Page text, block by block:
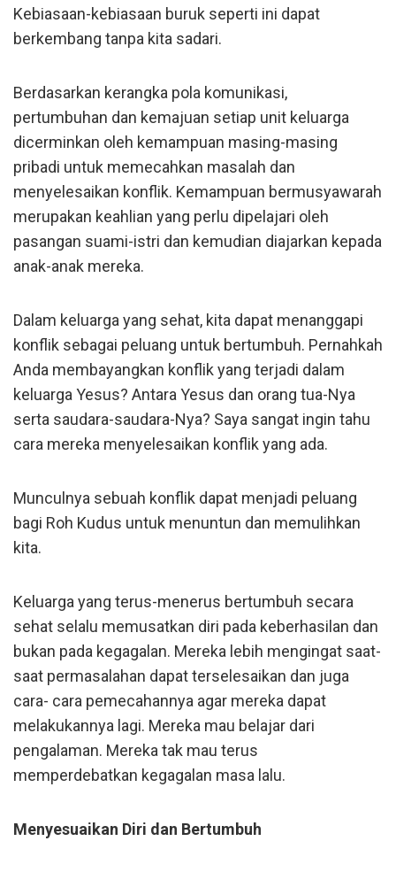
Kebiasaan-kebiasaan buruk seperti ini dapat
berkembang tanpa kita sadari.
Berdasarkan kerangka pola komunikasi,
pertumbuhan dan kemajuan setiap unit keluarga
dicerminkan oleh kemampuan masing-masing
pribadi untuk memecahkan masalah dan
menyelesaikan konflik. Kemampuan bermusyawarah
merupakan keahlian yang perlu dipelajari oleh
pasangan suami-istri dan kemudian diajarkan kepada
anak-anak mereka.
Dalam keluarga yang sehat, kita dapat menanggapi
konflik sebagai peluang untuk bertumbuh. Pernahkah
Anda membayangkan konflik yang terjadi dalam
keluarga Yesus? Antara Yesus dan orang tua-Nya
serta saudara-saudara-Nya? Saya sangat ingin tahu
cara mereka menyelesaikan konflik yang ada.
Munculnya sebuah konflik dapat menjadi peluang
bagi Roh Kudus untuk menuntun dan memulihkan
kita.
Keluarga yang terus-menerus bertumbuh secara
sehat selalu memusatkan diri pada keberhasilan dan
bukan pada kegagalan. Mereka lebih mengingat saat-
saat permasalahan dapat terselesaikan dan juga
cara- cara pemecahannya agar mereka dapat
melakukannya lagi. Mereka mau belajar dari
pengalaman. Mereka tak mau terus
memperdebatkan kegagalan masa lalu.
Menyesuaikan Diri dan Bertumbuh